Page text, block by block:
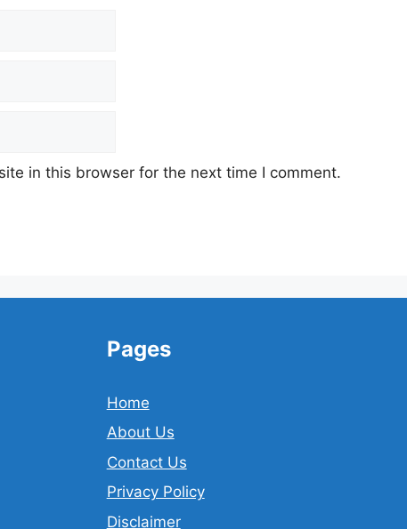
in this browser for the next time I comment.
Pages
Home
About Us
Contact Us
Privacy Policy
Disclaimer